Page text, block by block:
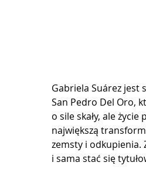
Gabriela Suárez jest
San Pedro Del Oro,
o sile skały, ale
największą
zemsty i odkupienia.
i sama stać się